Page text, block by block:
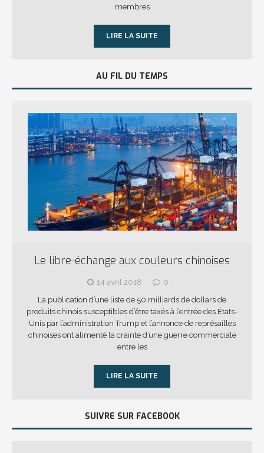
membres
LIRE LA SUITE
AU FIL DU TEMPS
Le libre-échange aux couleurs chinoises
14 avril 2018
0
La publication d’une liste de 50 milliards de dollars de
produits chinois susceptibles d’être taxés à l’entrée des États-
Unis par l’administration Trump et l’annonce de représailles
chinoises ont alimenté la crainte d’une guerre commerciale
entre les
LIRE LA SUITE
SUIVRE SUR FACEBOOK